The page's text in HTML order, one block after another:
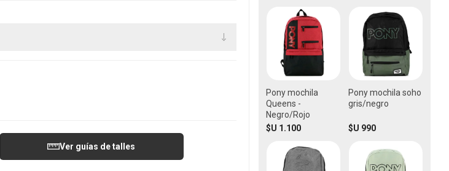
Ver guías de talles
Pony mochila
Queens -
Negro/Rojo
$U 1.100
Pony mochila soho
gris/negro
$U 990